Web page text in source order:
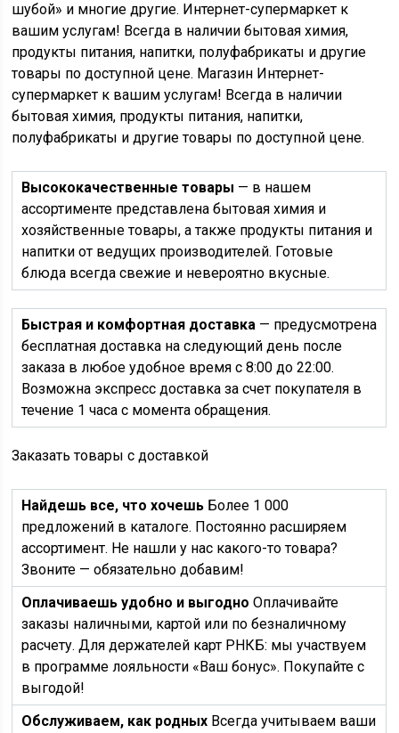
шубой» и многие другие. Интернет-супермаркет к
вашим услугам! Всегда в наличии бытовая химия,
продукты питания, напитки, полуфабрикаты и другие
товары по доступной цене. Магазин Интернет-
супермаркет к вашим услугам! Всегда в наличии
бытовая химия, продукты питания, напитки,
полуфабрикаты и другие товары по доступной цене.
Высококачественные товары — в нашем
ассортименте представлена бытовая химия и
хозяйственные товары, а также продукты питания и
напитки от ведущих производителей. Готовые
блюда всегда свежие и невероятно вкусные.
Быстрая и комфортная доставка — предусмотрена
бесплатная доставка на следующий день после
заказа в любое удобное время с 8:00 до 22:00.
Возможна экспресс доставка за счет покупателя в
течение 1 часа с момента обращения.
Заказать товары с доставкой
Найдешь все, что хочешь Более 1 000
предложений в каталоге. Постоянно расширяем
ассортимент. Не нашли у нас какого-то товара?
Звоните — обязательно добавим!
Оплачиваешь удобно и выгодно Оплачивайте
заказы наличными, картой или по безналичному
расчету. Для держателей карт РНКБ: мы участвуем
в программе лояльности «Ваш бонус». Покупайте с
выгодой!
Обслуживаем, как родных Всегда учитываем ваши